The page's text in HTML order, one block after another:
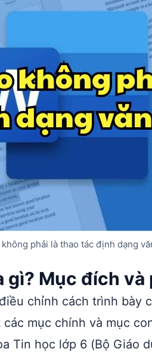
phải là thao tác định dạng
gì? Mục đích và
chỉnh cách trình bày
mục chính và mục
Tin học lớp 6 (Bộ Giáo